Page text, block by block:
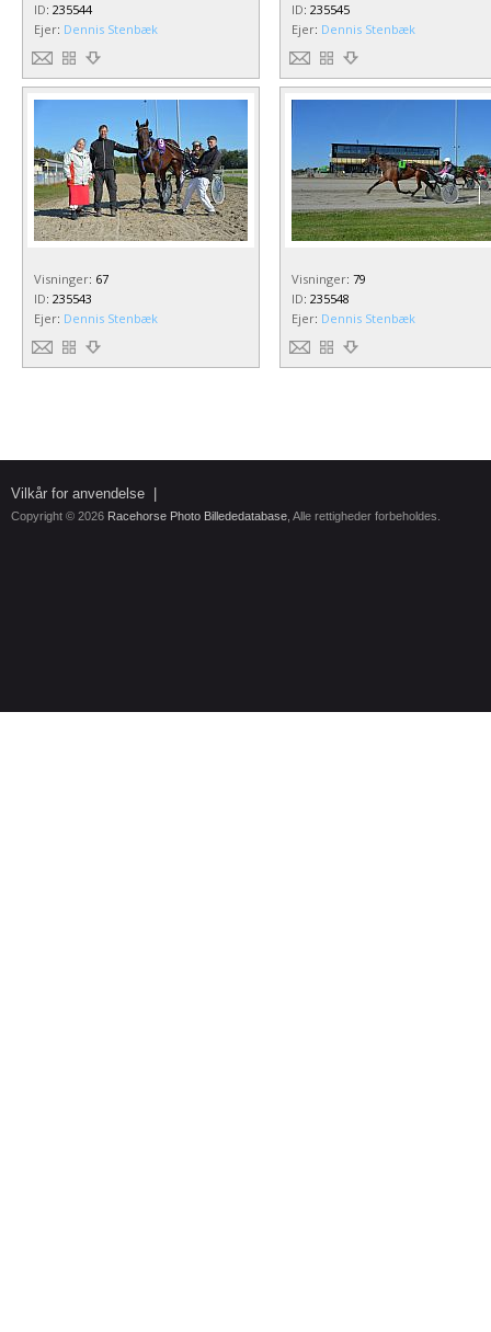
ID: 235544
Ejer: Dennis Stenbæk
ID: 235545
Ejer: Dennis Stenbæk
Visninger: 67
ID: 235543
Ejer: Dennis Stenbæk
Visninger: 79
ID: 235548
Ejer: Dennis Stenbæk
Vilkår for anvendelse
Copyright © 2026 Racehorse Photo Billededatabase , Alle rettigheder forbeholdes.